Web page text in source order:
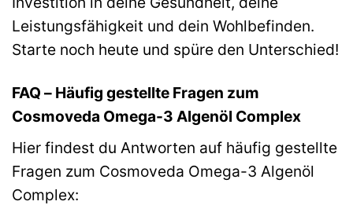
Leistungsfähigkeit und dein Wohlbefinden.
Starte noch heute und spüre den Unterschied!
FAQ – Häufig gestellte Fragen zum
Cosmoveda Omega-3 Algenöl Complex
Hier findest du Antworten auf häufig gestellte
Fragen zum Cosmoveda Omega-3 Algenöl
Complex: